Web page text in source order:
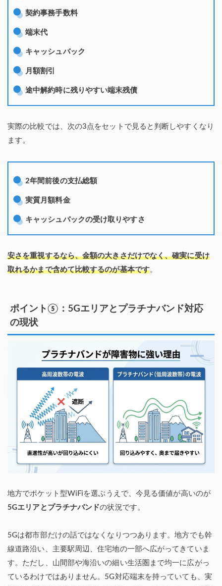
契約事務手数料
端末代
キャッシュバック
月額割引
途中解約時に残りやすい端末残債
実際の比較では、次の3点をセットで見ると判断しやすくなり
ます。
2年間前後の支払総額
実質月額料金
キャッシュバックの受け取りやすさ
安さを重視するなら、金額の大きさだけでなく、確実に受け
取れるかまで含めて比較するのが基本です。
ポイント⑤：5Gエリアとプラチナバンド対応
の現状
地方でポケット型WiFiを選ぶうえで、今見る価値が高いのが
5Gエリアとプラチナバンドの状況です。
5Gは都市部だけの話ではなくなりつつあります。地方でも幹
線道路沿い、主要駅周辺、住宅地の一部へ広がってきていま
す。ただし、山間部や海沿いの細い生活圏まで均一に広がっ
ているわけではありません。5G対応端末を持っていても、実